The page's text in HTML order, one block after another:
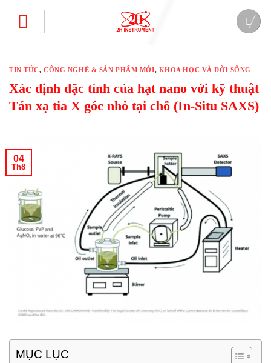
TIN TỨC,CÔNG NGHỆ & SẢN PHẨM MỚI, KHOA HỌC VÀ ĐỜI SỐNG
Xác định đặc tính của hạt nano với kỹ thuật
Tán xạ tia X góc nhỏ tại chỗ (In-Situ SAXS)
04
Th8
MỤC LỤC